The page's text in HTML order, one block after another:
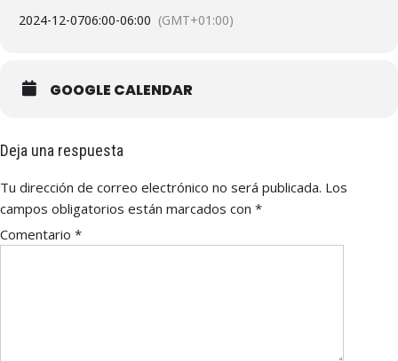
2024-12-0706:00-06:00 (GMT+01:00)
GOOGLE CALENDAR
Deja una respuesta
Tu dirección de correo electrónico no será publicada. Los
campos obligatorios están marcados con *
Comentario *